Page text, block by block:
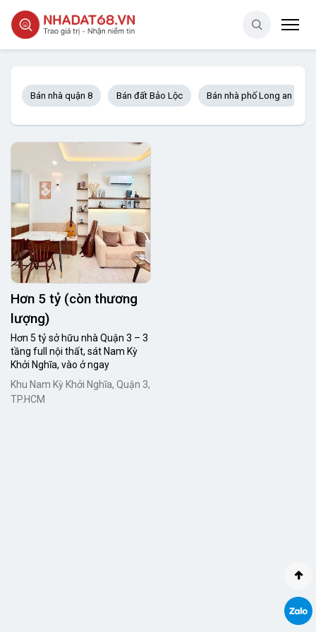
Bán nhà quận 8 Bán đất Bảo Lộc Bán nhà phố Long an
Hơn 5 tỷ (còn thương
lượng)
Hơn 5 tỷ sở hữu nhà Quận 3 – 3
tầng full nội thất, sát Nam Kỳ
Khởi Nghĩa, vào ở ngay
Khu Nam Kỳ Khởi Nghĩa, Quận 3,
TP.HCM